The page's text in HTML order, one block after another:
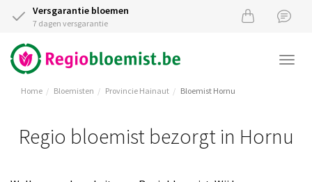
Versgarantie bloemen
7 dagen versgarantie
Home Bloemisten Provincie Hainaut Bloemist Hornu
Regio bloemist bezorgt in Hornu